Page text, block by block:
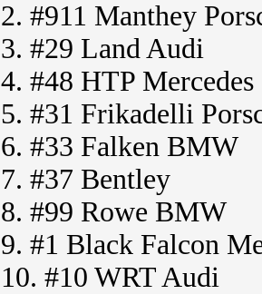
2. #911 Manthey
3. #29 Land Audi
4. #48 HTP Mercedes
5. #31 Frikadelli
6. #33 Falken BMW
7. #37 Bentley
8. #99 Rowe BMW
9. #1 Black Falcon
10. #10 WRT Audi